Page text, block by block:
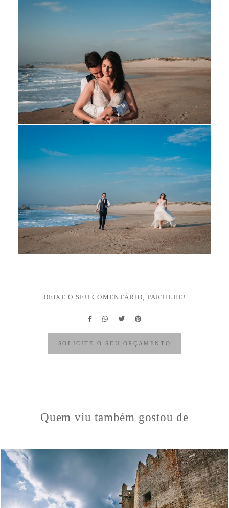
DEIXE O SEU COMENTÁRIO, PARTILHE!
SOLICITE O SEU ORÇAMENTO
Quem viu também gostou de